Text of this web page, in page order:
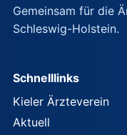
Gemeinsam für die
Schleswig-Holstein.
Schnelllinks
Kieler Ärzteverein
Aktuell